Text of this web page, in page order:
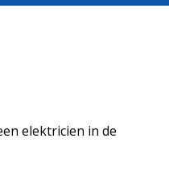
elektricien in de